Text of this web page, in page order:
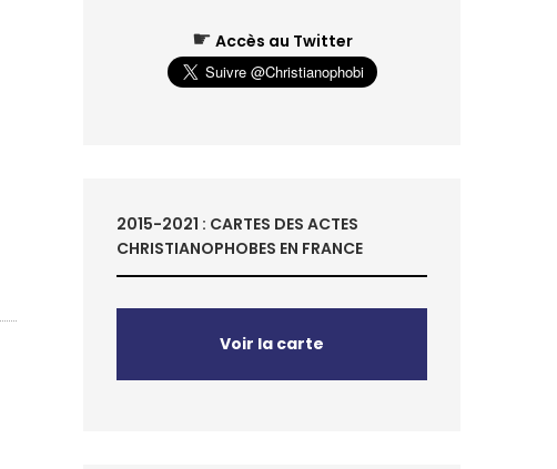
☛ Accès au Twitter
2015-2021 : CARTES DES ACTES
CHRISTIANOPHOBES EN FRANCE
Voir la carte